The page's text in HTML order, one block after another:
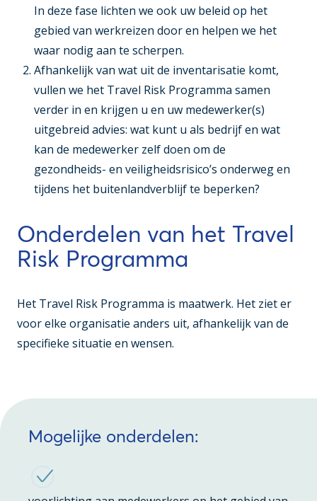
In deze fase lichten we ook uw beleid op het
gebied van werkreizen door en helpen we het
waar nodig aan te scherpen.
Afhankelijk van wat uit de inventarisatie komt,
vullen we het Travel Risk Programma samen
verder in en krijgen u en uw medewerker(s)
uitgebreid advies: wat kunt u als bedrijf en wat
kan de medewerker zelf doen om de
gezondheids- en veiligheidsrisico’s onderweg en
tijdens het buitenlandverblijf te beperken?
Onderdelen van het Travel
Risk Programma
Het Travel Risk Programma is maatwerk. Het ziet er
voor elke organisatie anders uit, afhankelijk van de
specifieke situatie en wensen.
Mogelijke onderdelen: